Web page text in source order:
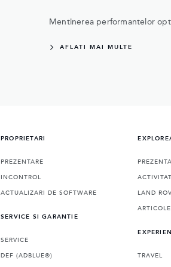
Mentinerea performantelor
AFLATI MAI MULTE
PROPRIETARI
PREZENTARE
INCONTROL
ACTUALIZARI DE SOFTWARE
SERVICE SI GARANTIE
SERVICE
DEF (ADBLUE®)
LAND
ARTICOLE
TRAVEL